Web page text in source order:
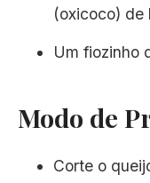
(oxicoco) de
Um fiozinho
Modo de
Corte o